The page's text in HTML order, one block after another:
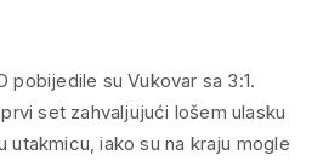
pobijedile su Vukovar sa 3:1.
set zahvaljujući lošem ulasku
utakmicu, iako su na kraju mogle